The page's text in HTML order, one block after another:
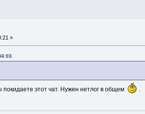
»
этот чат. Нужен нетлог в общем .